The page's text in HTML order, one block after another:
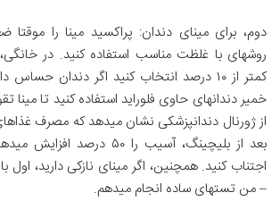
دوم، برای مینای دندان: پراکسید مینا را
روشهای با غلظت مناسب استفاده کنید. در خانگی،
کمتر از ۱۰ درصد انتخاب کنید اگر دندان حساس
خمیر دندانهای حاوی فلوراید استفاده کنید تا
از ژورنال دندانپزشکی نشان میدهد که مصرف
اجتناب کنید. همچنین، اگر مینای نازکی دارید،
– من تستهای ساده انجام میدهم.